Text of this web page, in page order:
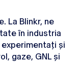
La Blinkr, ne
în industria
și
gaze, GNL și